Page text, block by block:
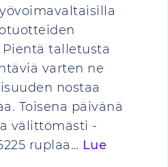
talletusta
varten ne
nostaa
Toisena päivänä
välittömästi -
ruplaa… Lue